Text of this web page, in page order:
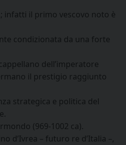
infatti il primo vescovo noto è
condizionata da una forte
dell’imperatore
il prestigio raggiunto
strategica e politica del
(969-1002 ca).
d’Ivrea – futuro re d’Italia –,